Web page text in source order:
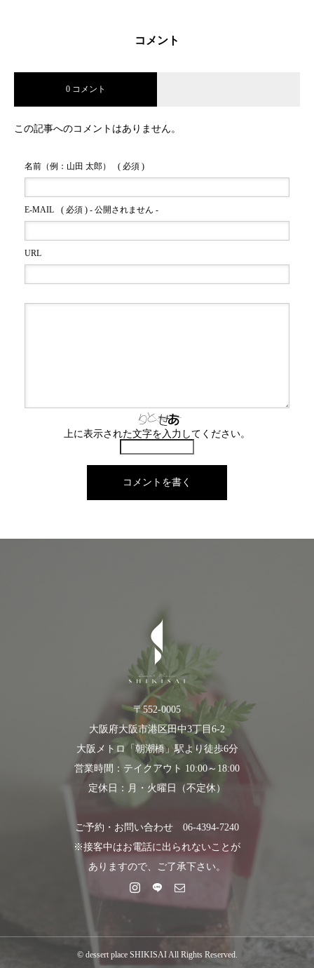
コメント
0 コメント
この記事へのコメントはありません。
名前（例：山田 太郎） ( 必須 )
E-MAIL ( 必須 ) - 公開されません -
URL
上に表示された文字を入力してください。
〒552-0005
大阪府大阪市港区田中3丁目6-2
大阪メトロ「朝潮橋」駅より徒歩6分
営業時間：テイクアウト 10:00～18:00
定休日：月・火曜日（不定休）
ご予約・お問い合わせ 06-4394-7240
※接客中はお電話に出られないことが
ありますので、ご了承下さい。
© dessert place SHIKISAI All Rights Reserved.